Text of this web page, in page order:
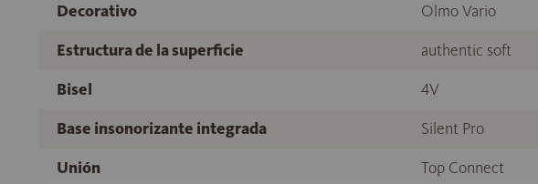
Decorativo
Olmo Vario
Estructura de la superficie
authentic soft
Bisel
4V
Base insonorizante integrada
Silent Pro
Unión
Top Connect